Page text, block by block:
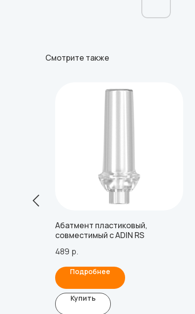
Смотрите также
Абатмент пластиковый,
совместимый с ADIN RS
489 р.
Подробнее
Купить